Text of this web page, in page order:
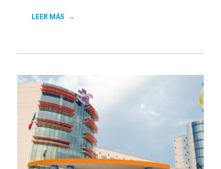
LEER MÁS